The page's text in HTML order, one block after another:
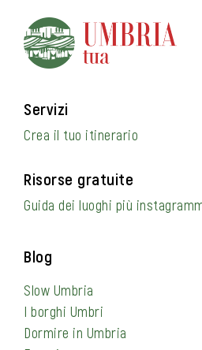
Servizi
Crea il tuo itinerario
Risorse gratuite
Guida dei luoghi più
Blog
Slow Umbria
I borghi Umbri
Dormire in Umbria